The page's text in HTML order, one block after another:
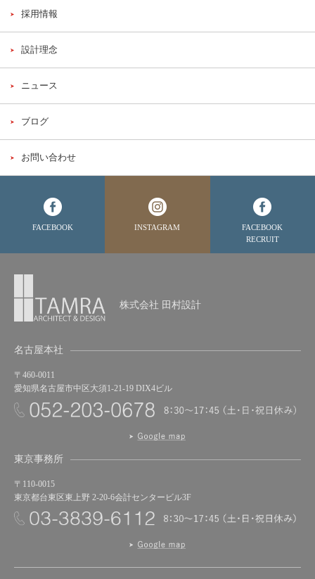
採用情報
設計理念
ニュース
ブログ
お問い合わせ
FACEBOOK INSTAGRAM
FACEBOOK
RECRUIT
株式会社 田村設計
名古屋本社
〒460-0011
愛知県名古屋市中区大須1-21-19 DIX4ビル
東京事務所
〒110-0015
東京都台東区東上野 2-20-6会計センタービル3F